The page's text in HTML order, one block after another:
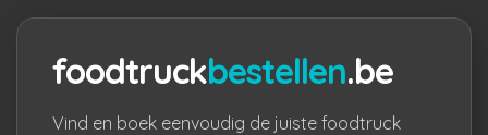
foodtruckbestellen.be
Vind en boek eenvoudig de juiste foodtruck